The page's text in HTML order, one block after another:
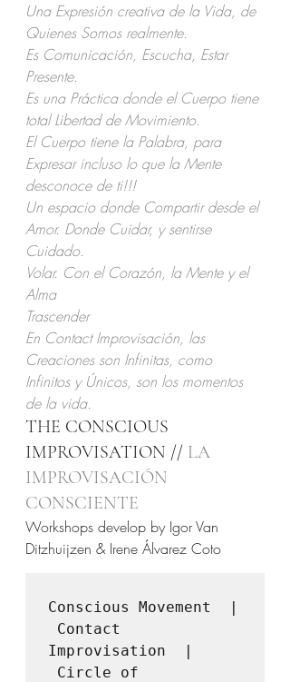
Una Expresión creativa de la Vida, de
Quienes Somos realmente.
Es Comunicación, Escucha, Estar
Presente.
Es una Práctica donde el Cuerpo tiene
total Libertad de Movimiento.
El Cuerpo tiene la Palabra, para
Expresar incluso lo que la Mente
desconoce de ti!!!
Un espacio donde Compartir desde el
Amor. Donde Cuidar, y sentirse
Cuidado.
Volar. Con el Corazón, la Mente y el
Alma
Trascender
En Contact Improvisación, las
Creaciones son Infinitas, como
Infinitos y Únicos, son los momentos
de la vida.
THE CONSCIOUS
IMPROVISATION // LA
IMPROVISACIÓN
CONSCIENTE
Workshops develop by Igor Van
Ditzhuijzen & Irene Álvarez Coto
Conscious Movement  |
Contact
Improvisation  |
Circle of